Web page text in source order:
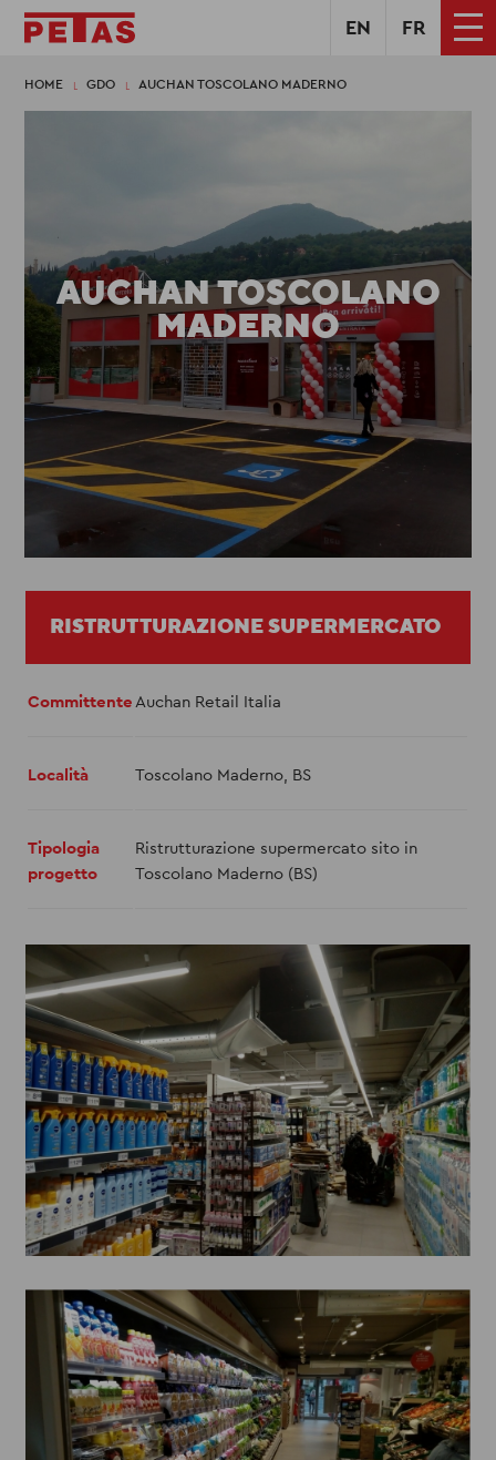
EN FR
HOME GDO AUCHAN TOSCOLANO MADERNO
AUCHAN TOSCOLANO
MADERNO
RISTRUTTURAZIONE SUPERMERCATO
CommittenteAuchan Retail Italia
Località Toscolano Maderno, BS
Tipologia
progetto
Ristrutturazione supermercato sito in
Toscolano Maderno (BS)